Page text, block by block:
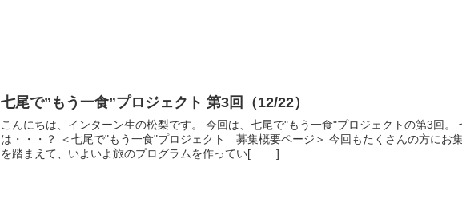
七尾で”もう一食”プロジェクト 第3回（12/22）
こんにちは、インターン生の松梨です。 今回は、七尾で"もう一食"プロジェクトの第3回。
は・・・？ ＜七尾で"もう一食"プロジェクト 募集概要ページ＞ 今回もたくさんの方にお
を踏まえて、いよいよ旅のプログラムを作ってい[ ...... ]